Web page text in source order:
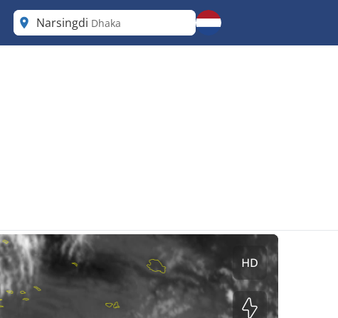
Narsingdi Dhaka